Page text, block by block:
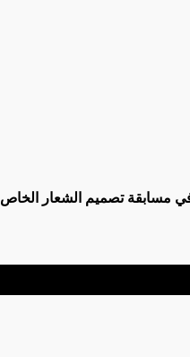
في مسابقة تصميم الشعار الخاص